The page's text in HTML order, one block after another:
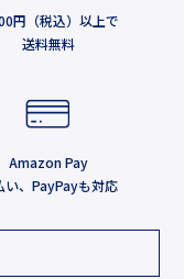
円（税込）以上で
送料無料
Amazon Pay
い、PayPayも対応